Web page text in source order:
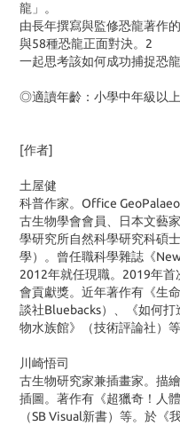
龍」。
由長年撰寫與監修恐龍著作
與58種恐龍正面對決。2
一起思考該如何成功捕捉恐
◎適讀年齡：小學中年級以
[作者]
土屋健
科普作家。Office
古生物學會會員、日本文藝
學研究所自然科學研究科碩
學）。曾任職科學雜誌《
2012年就任現職。2019年
會貢獻獎。近年著作有《生
談社Bluebacks）、《如何
物水族館》（技術評論社）等
川崎悟司
古生物研究家兼插畫家。描
插圖。著作有《超獵奇！人
（SB Visual新書）等。於